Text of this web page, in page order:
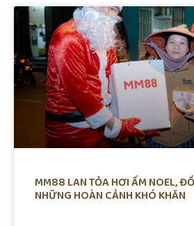
MM88 LAN TỎA HƠI ẤM NOEL,
NHỮNG HOÀN CẢNH KHÓ KHĂN